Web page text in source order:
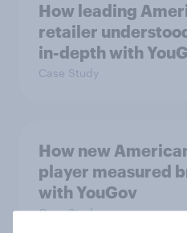
How leading
retailer
in-depth with
Case Study
How new
player measured
with YouGov
Case Study